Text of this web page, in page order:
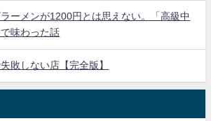
ラーメンが1200円とは思えない。「高級中
味わった話
敗しない店【完全版】